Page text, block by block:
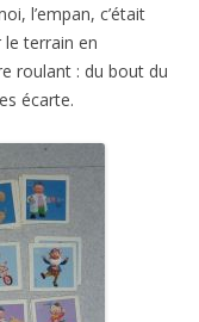
l’empan, c’était
terrain en
roulant : du bout du
écarte.